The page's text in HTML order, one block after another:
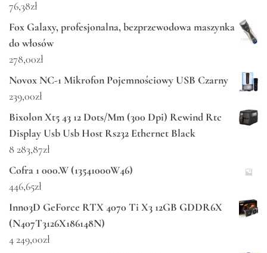
76,38zł
Fox Galaxy, profesjonalna, bezprzewodowa maszynka
do włosów
278,00zł
Novox NC-1 Mikrofon Pojemnościowy USB Czarny
239,00zł
Bixolon Xt5 43 12 Dots/Mm (300 Dpi) Rewind Rtc
Display Usb Usb Host Rs232 Ethernet Black
8 283,87zł
Cofra 1 000.W (13541000W46)
446,65zł
Inno3D GeForce RTX 4070 Ti X3 12GB GDDR6X
(N407T3126X186148N)
4 249,00zł